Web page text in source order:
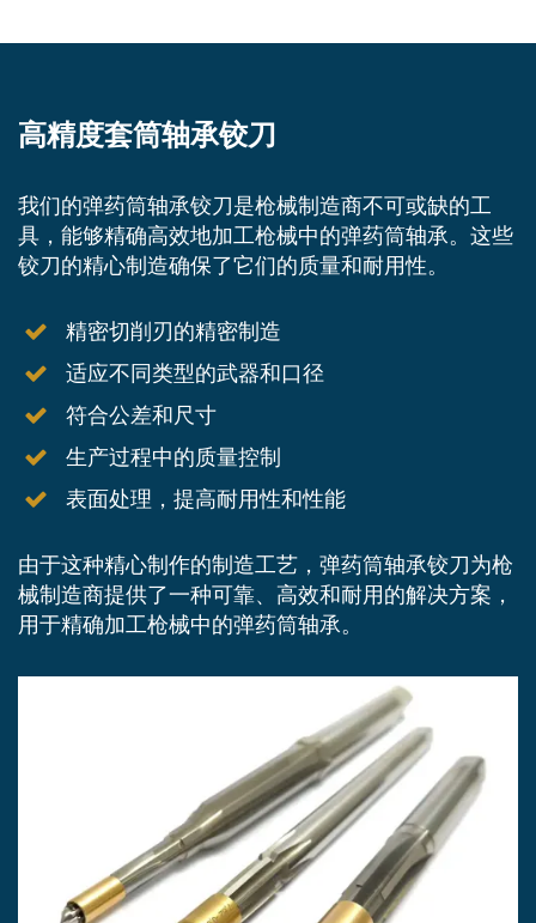
高精度套筒轴承铰刀
我们的弹药筒轴承铰刀是枪械制造商不可或缺的工
具，能够精确高效地加工枪械中的弹药筒轴承。这些
铰刀的精心制造确保了它们的质量和耐用性。
精密切削刃的精密制造
适应不同类型的武器和口径
符合公差和尺寸
生产过程中的质量控制
表面处理，提高耐用性和性能
由于这种精心制作的制造工艺，弹药筒轴承铰刀为枪
械制造商提供了一种可靠、高效和耐用的解决方案，
用于精确加工枪械中的弹药筒轴承。